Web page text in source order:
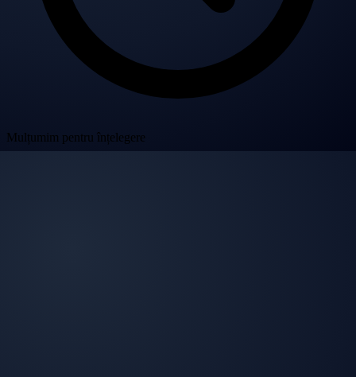
Mulțumim pentru înțelegere